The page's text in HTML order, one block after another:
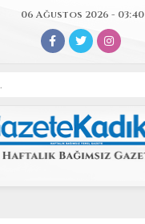
06 Ağustos 2026 - 03:40